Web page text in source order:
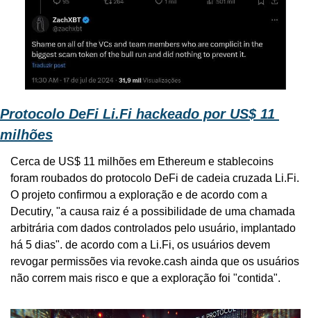
Protocolo DeFi Li.Fi hackeado por US$ 11
milhões
Cerca de US$ 11 milhões em Ethereum e stablecoins
foram roubados do protocolo DeFi de cadeia cruzada Li.Fi.
O projeto confirmou a exploração e de acordo com a
Decutiry, "a causa raiz é a possibilidade de uma chamada
arbitrária com dados controlados pelo usuário, implantado
há 5 dias". de acordo com a Li.Fi, os usuários devem
revogar permissões via revoke.cash ainda que os usuários
não correm mais risco e que a exploração foi "contida".